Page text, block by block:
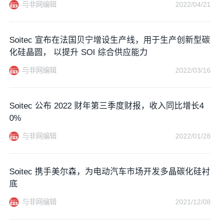
与非网编辑 2022/04/21
Soitec 宣布在法国贝宁增设生产线，用于生产创新型碳
化硅晶圆， 以提升 SOI 综合供应能力
与非网编辑 2022/03/16
Soitec 公布 2022 财年第三季度财报，收入同比增长4
0%
与非网编辑 2022/01/28
Soitec 携手美尔森，为电动汽车市场开发多晶碳化硅衬
底
与非网编辑 2021/12/08